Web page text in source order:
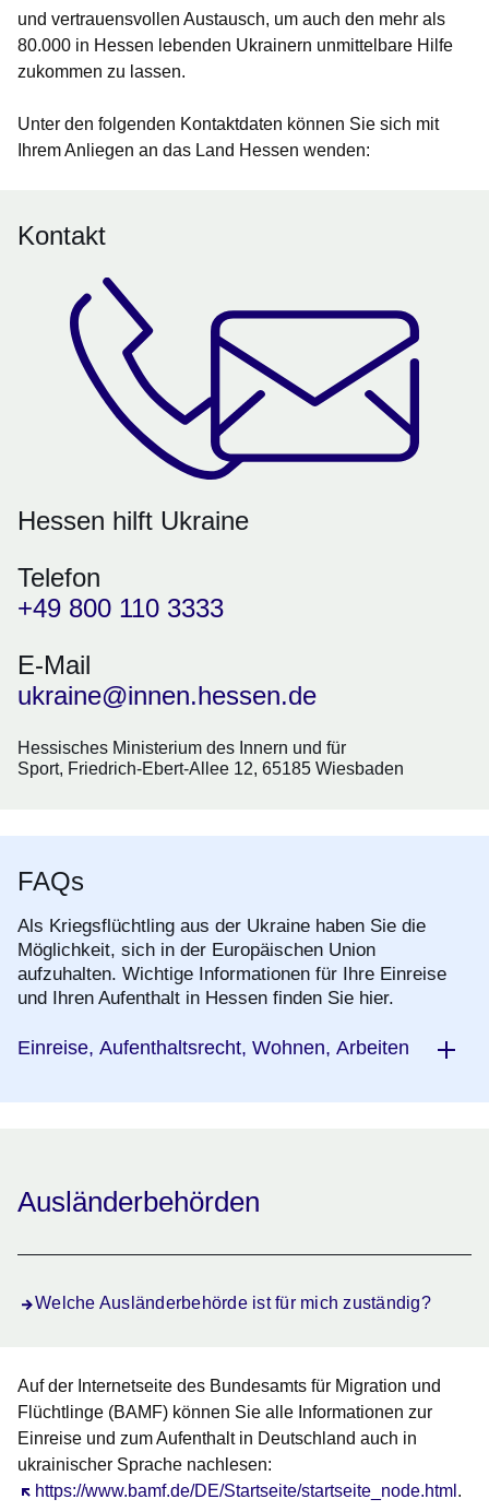
und vertrauensvollen Austausch, um auch den mehr als
80.000 in Hessen lebenden Ukrainern unmittelbare Hilfe
zukommen zu lassen.
Unter den folgenden Kontaktdaten können Sie sich mit
Ihrem Anliegen an das Land Hessen wenden:
Kontakt
Hessen hilft Ukraine
Telefon
+49 800 110 3333
E-Mail
ukraine@innen.hessen.de
Hessisches Ministerium des Innern und für
Sport, Friedrich-Ebert-Allee 12, 65185 Wiesbaden
FAQs
Als Kriegsflüchtling aus der Ukraine haben Sie die
Möglichkeit, sich in der Europäischen Union
aufzuhalten. Wichtige Informationen für Ihre Einreise
und Ihren Aufenthalt in Hessen finden Sie hier.
Einreise, Aufenthaltsrecht, Wohnen, Arbeiten
Ausländerbehörden
Welche Ausländerbehörde ist für mich zuständig?
Auf der Internetseite des Bundesamts für Migration und
Flüchtlinge (BAMF) können Sie alle Informationen zur
Einreise und zum Aufenthalt in Deutschland auch in
ukrainischer Sprache nachlesen:
https://www.bamf.de/DE/Startseite/startseite_node.html
Öffnet sich in einem neuen Fenster .